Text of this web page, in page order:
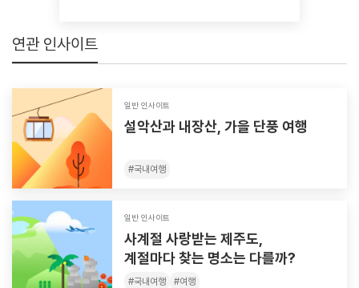
연관 인사이트
일반 인사이트
설악산과 내장산, 가을 단풍 여행
#국내여행
일반 인사이트
사계절 사랑받는 제주도,
계절마다 찾는 명소는 다를까?
#국내여행 #여행